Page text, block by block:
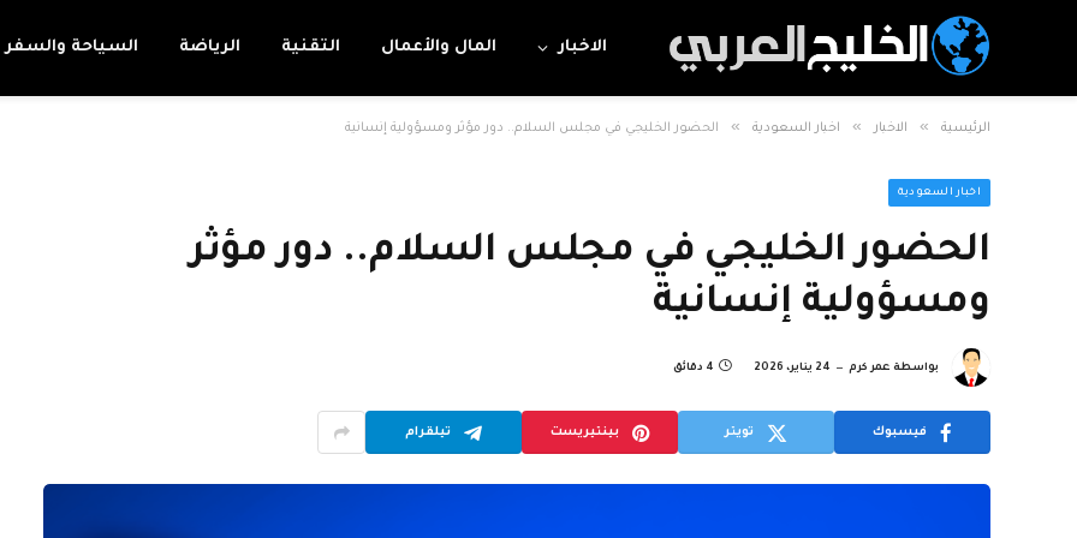
الاخبار المال والأعمال التقنية الرياضة السياحة والسفر
الرئيسية » الاخبار » اخبار السعودية » الحضور الخليجي في مجلس السلام.. دور مؤثر ومسؤولية إنسانية
اخبار السعودية
الحضور الخليجي في مجلس السلام.. دور مؤثر
ومسؤولية إنسانية
بواسطة عمر كرم 24 يناير، 2026 4 دقائق
فيسبوك تويتر بينتيريست تيلقرام